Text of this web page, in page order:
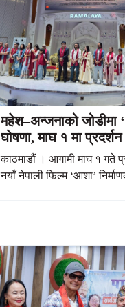
महेश–अन्जनाको जोडीमा
घोषणा, माघ १ मा प्रदर्शन
काठमाडौं । आगामी माघ १ गते
नयाँ नेपाली फिल्म ‘आशा’